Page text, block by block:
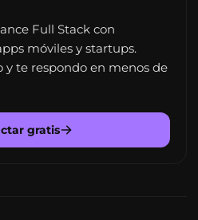
Full Stack con
móviles y startups.
te respondo en menos de
gratis